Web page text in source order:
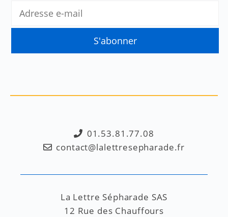
01.53.81.77.08
contact@lalettresepharade.fr
La Lettre Sépharade SAS
12 Rue des Chauffours